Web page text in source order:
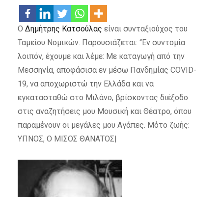
Ο Δημήτρης Κατσούλας είναι συνταξιούχος του
Ταμείου Νομικών. Παρουσιάζεται: “Εν συντομία
λοιπόν, έχουμε και λέμε: Με καταγωγή από την
Μεσσηνία, αποφάσισα εν μέσω Πανδημίας COVID-
19, να αποχωριστώ την Ελλάδα και να
εγκατασταθώ στο Μιλάνο, βρίσκοντας διέξοδο
στις αναζητήσεις μου Μουσική και Θέατρο, όπου
παραμένουν οι μεγάλες μου Αγάπες. Μότο ζωής:
ΥΠΝΟΣ, Ο ΜΙΣΟΣ ΘΑΝΑΤΟΣ|